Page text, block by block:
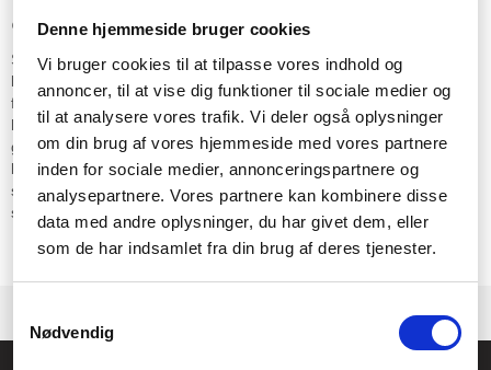
Denne hjemmeside bruger cookies
Vi bruger cookies til at tilpasse vores indhold og
annoncer, til at vise dig funktioner til sociale medier og
til at analysere vores trafik. Vi deler også oplysninger
om din brug af vores hjemmeside med vores partnere
inden for sociale medier, annonceringspartnere og
analysepartnere. Vores partnere kan kombinere disse
data med andre oplysninger, du har givet dem, eller
som de har indsamlet fra din brug af deres tjenester.
Nødvendig
anvendelse
Stolen er velegnet til brug med både gaming-borde og standard
kontorborde. Den passer til brugere, der prioriterer en neutral farve
frem for traditionelle gaming-farver. Monteringen er ligetil, så stolen
hurtigt er klar til brug i dit setup. Den er kompatibel med de fleste
gulvtyper, men kan kombineres med en underlagsmåtte for ekstra
beskyttelse. Pakken indeholder alle nødvendige komponenter til
samling af stolen. Den lysegrå finish gør det nemt at integrere
stolen i eksisterende interiør.